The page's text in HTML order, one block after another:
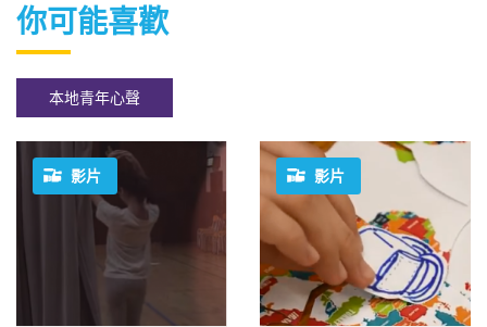
你可能喜歡
本地青年心聲
影片 影片